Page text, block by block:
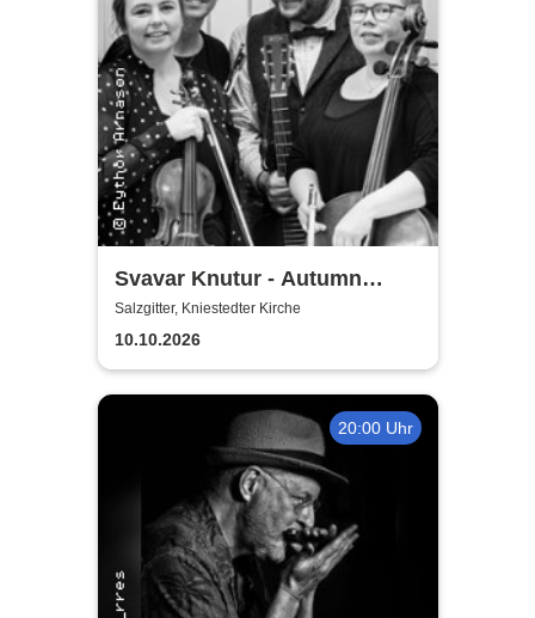
Svavar Knutur - Autumn
String Trio Tour
Salzgitter, Kniestedter Kirche
10.10.2026
20:00 Uhr